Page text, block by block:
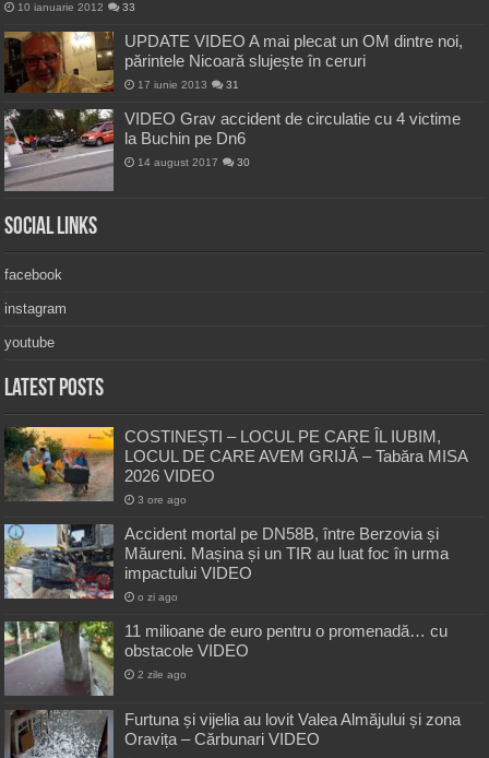
10 ianuarie 2012 33
UPDATE VIDEO A mai plecat un OM dintre noi,
părintele Nicoară slujește în ceruri
17 iunie 2013 31
VIDEO Grav accident de circulatie cu 4 victime
la Buchin pe Dn6
14 august 2017 30
Social Links
facebook
instagram
youtube
Latest Posts
COSTINEȘTI – LOCUL PE CARE ÎL IUBIM,
LOCUL DE CARE AVEM GRIJĂ – Tabăra MISA
2026 VIDEO
3 ore ago
Accident mortal pe DN58B, între Berzovia și
Măureni. Mașina și un TIR au luat foc în urma
impactului VIDEO
o zi ago
11 milioane de euro pentru o promenadă… cu
obstacole VIDEO
2 zile ago
Furtuna și vijelia au lovit Valea Almăjului și zona
Oravița – Cărbunari VIDEO